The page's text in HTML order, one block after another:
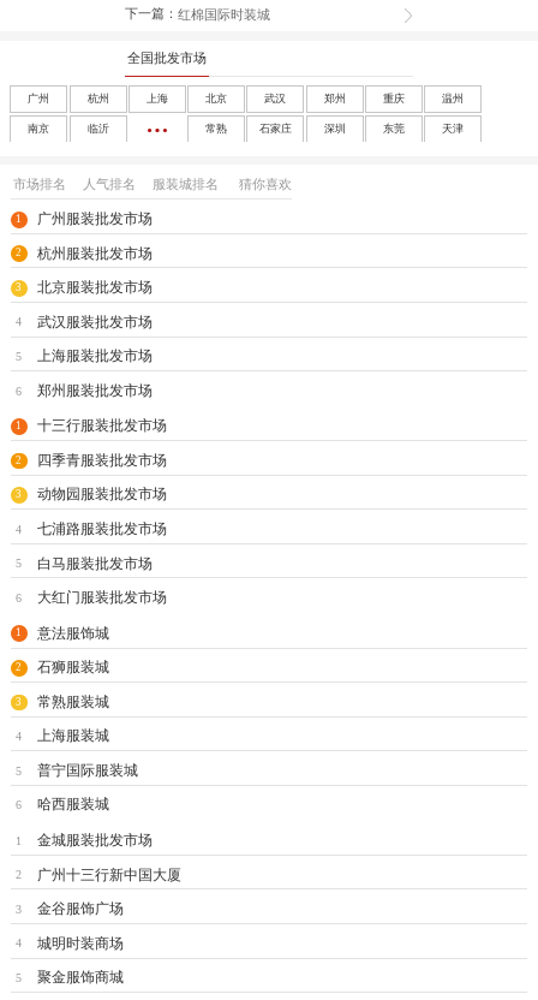
下一篇： 红棉国际时装城
全国批发市场
广州 杭州 上海 北京 武汉 郑州 重庆 温州
南京 临沂 常熟 石家庄 深圳 东莞 天津
哈尔滨 合肥 福州 南昌 济南
海口 玩具 尾货
市场排名 人气排名 服装城排名 猜你喜欢
1 广州服装批发市场
2 杭州服装批发市场
3 北京服装批发市场
4 武汉服装批发市场
5 上海服装批发市场
6 郑州服装批发市场
1 十三行服装批发市场
2 四季青服装批发市场
3 动物园服装批发市场
4 七浦路服装批发市场
5 白马服装批发市场
6 大红门服装批发市场
1 意法服饰城
2 石狮服装城
3 常熟服装城
4 上海服装城
5 普宁国际服装城
6 哈西服装城
1 金城服装批发市场
2 广州十三行新中国大厦
3 金谷服饰广场
4 城明时装商场
5 聚金服饰商城